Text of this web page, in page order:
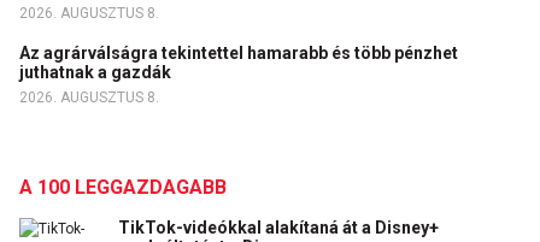
2026. AUGUSZTUS 8.
Az agrárválságra tekintettel hamarabb és több pénzhet
juthatnak a gazdák
2026. AUGUSZTUS 8.
A 100 LEGGAZDAGABB
TikTok-videókkal alakítaná át a Disney+